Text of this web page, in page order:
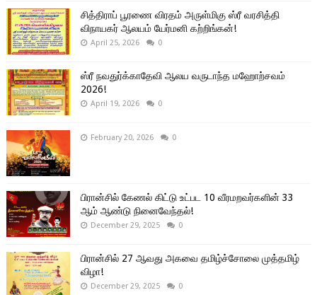
சித்திராப் பூரணை விரதம் அருள்மிகு ஸ்ரீ வரசித்தி
விநாயகர் ஆலயம் யேர்மனி கற்றிங்கன்!
April 25, 2026 0
ஸ்ரீ நவதுர்க்காதேவி ஆலய வருடாந்த மஹோற்சவம்
2026!
April 19, 2026 0
February 20, 2026 0
பிரான்சில் கேணல் கிட்டு உட்பட 10 வீரமறவர்களின் 33
ஆம் ஆண்டு நினைவேந்தல்!
December 29, 2025 0
பிரான்சில் 27 ஆவது அகவை தமிழ்ச்சோலை முத்தமிழ்
விழா!
December 29, 2025 0